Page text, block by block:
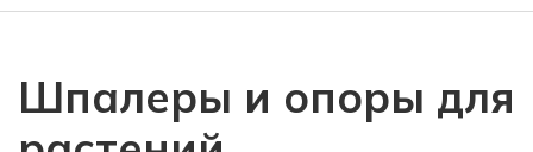
Шпалеры и опоры для